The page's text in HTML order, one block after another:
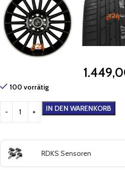
100 vorrätig
IN DEN WARENKORB
RDKS Sensoren